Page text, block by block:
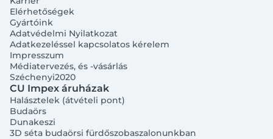
Elérhetőségek
Gyártóink
Adatvédelmi Nyilatkozat
Adatkezeléssel kapcsolatos kérelem
Impresszum
Médiatervezés, és -vásárlás
Széchenyi2020
CU Impex áruházak
Halásztelek (átvételi pont)
Budaörs
Dunakeszi
3D séta budaörsi fürdőszobaszalonunkban